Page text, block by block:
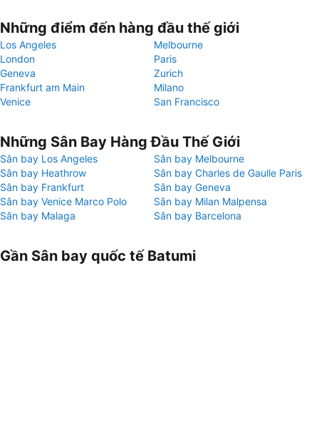
Những điểm đến hàng đầu thế giới
Los Angeles
Melbourne
London
Paris
Geneva
Zurich
Frankfurt am Main
Milano
Venice
San Francisco
Những Sân Bay Hàng Đầu Thế Giới
Sân bay Los Angeles
Sân bay Melbourne
Sân bay Heathrow
Sân bay Charles de Gaulle Paris
Sân bay Frankfurt
Sân bay Geneva
Sân bay Venice Marco Polo
Sân bay Milan Malpensa
Sân bay Malaga
Sân bay Barcelona
Gần Sân bay quốc tế Batumi